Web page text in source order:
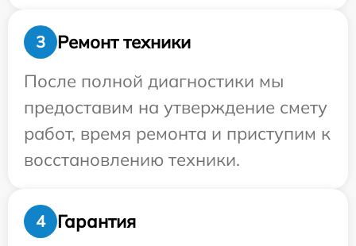
3
Ремонт техники
После полной диагностики мы
предоставим на утверждение смету
работ, время ремонта и приступим к
восстановлению техники.
4
Гарантия